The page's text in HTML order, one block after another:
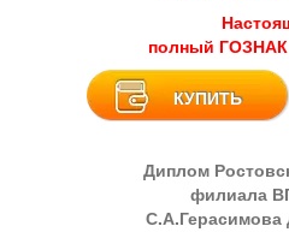
полный ГОЗНАК
КУПИТЬ
Диплом
филиала
С.А.Герасимова